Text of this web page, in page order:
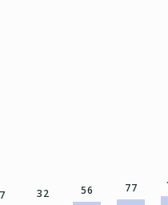
32 56 77